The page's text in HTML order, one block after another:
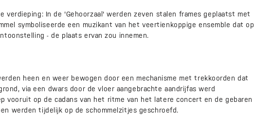
1e verdieping: In de 'Gehoorzaal' werden zeven stalen frames geplaatst met
symboliseerde een muzikant van het veertienkoppige ensemble dat op
- de plaats ervan zou innemen.
heen en weer bewogen door een mechanisme met trekkoorden dat
via een dwars door de vloer aangebrachte aandrijfas werd
vooruit op de cadans van het ritme van het latere concert en de gebaren
werden tijdelijk op de schommelzitjes geschroefd.